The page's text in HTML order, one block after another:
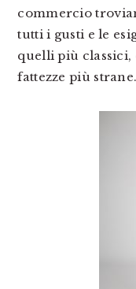
commercio
tutti i gusti e le
quelli più
fattezze più strane.